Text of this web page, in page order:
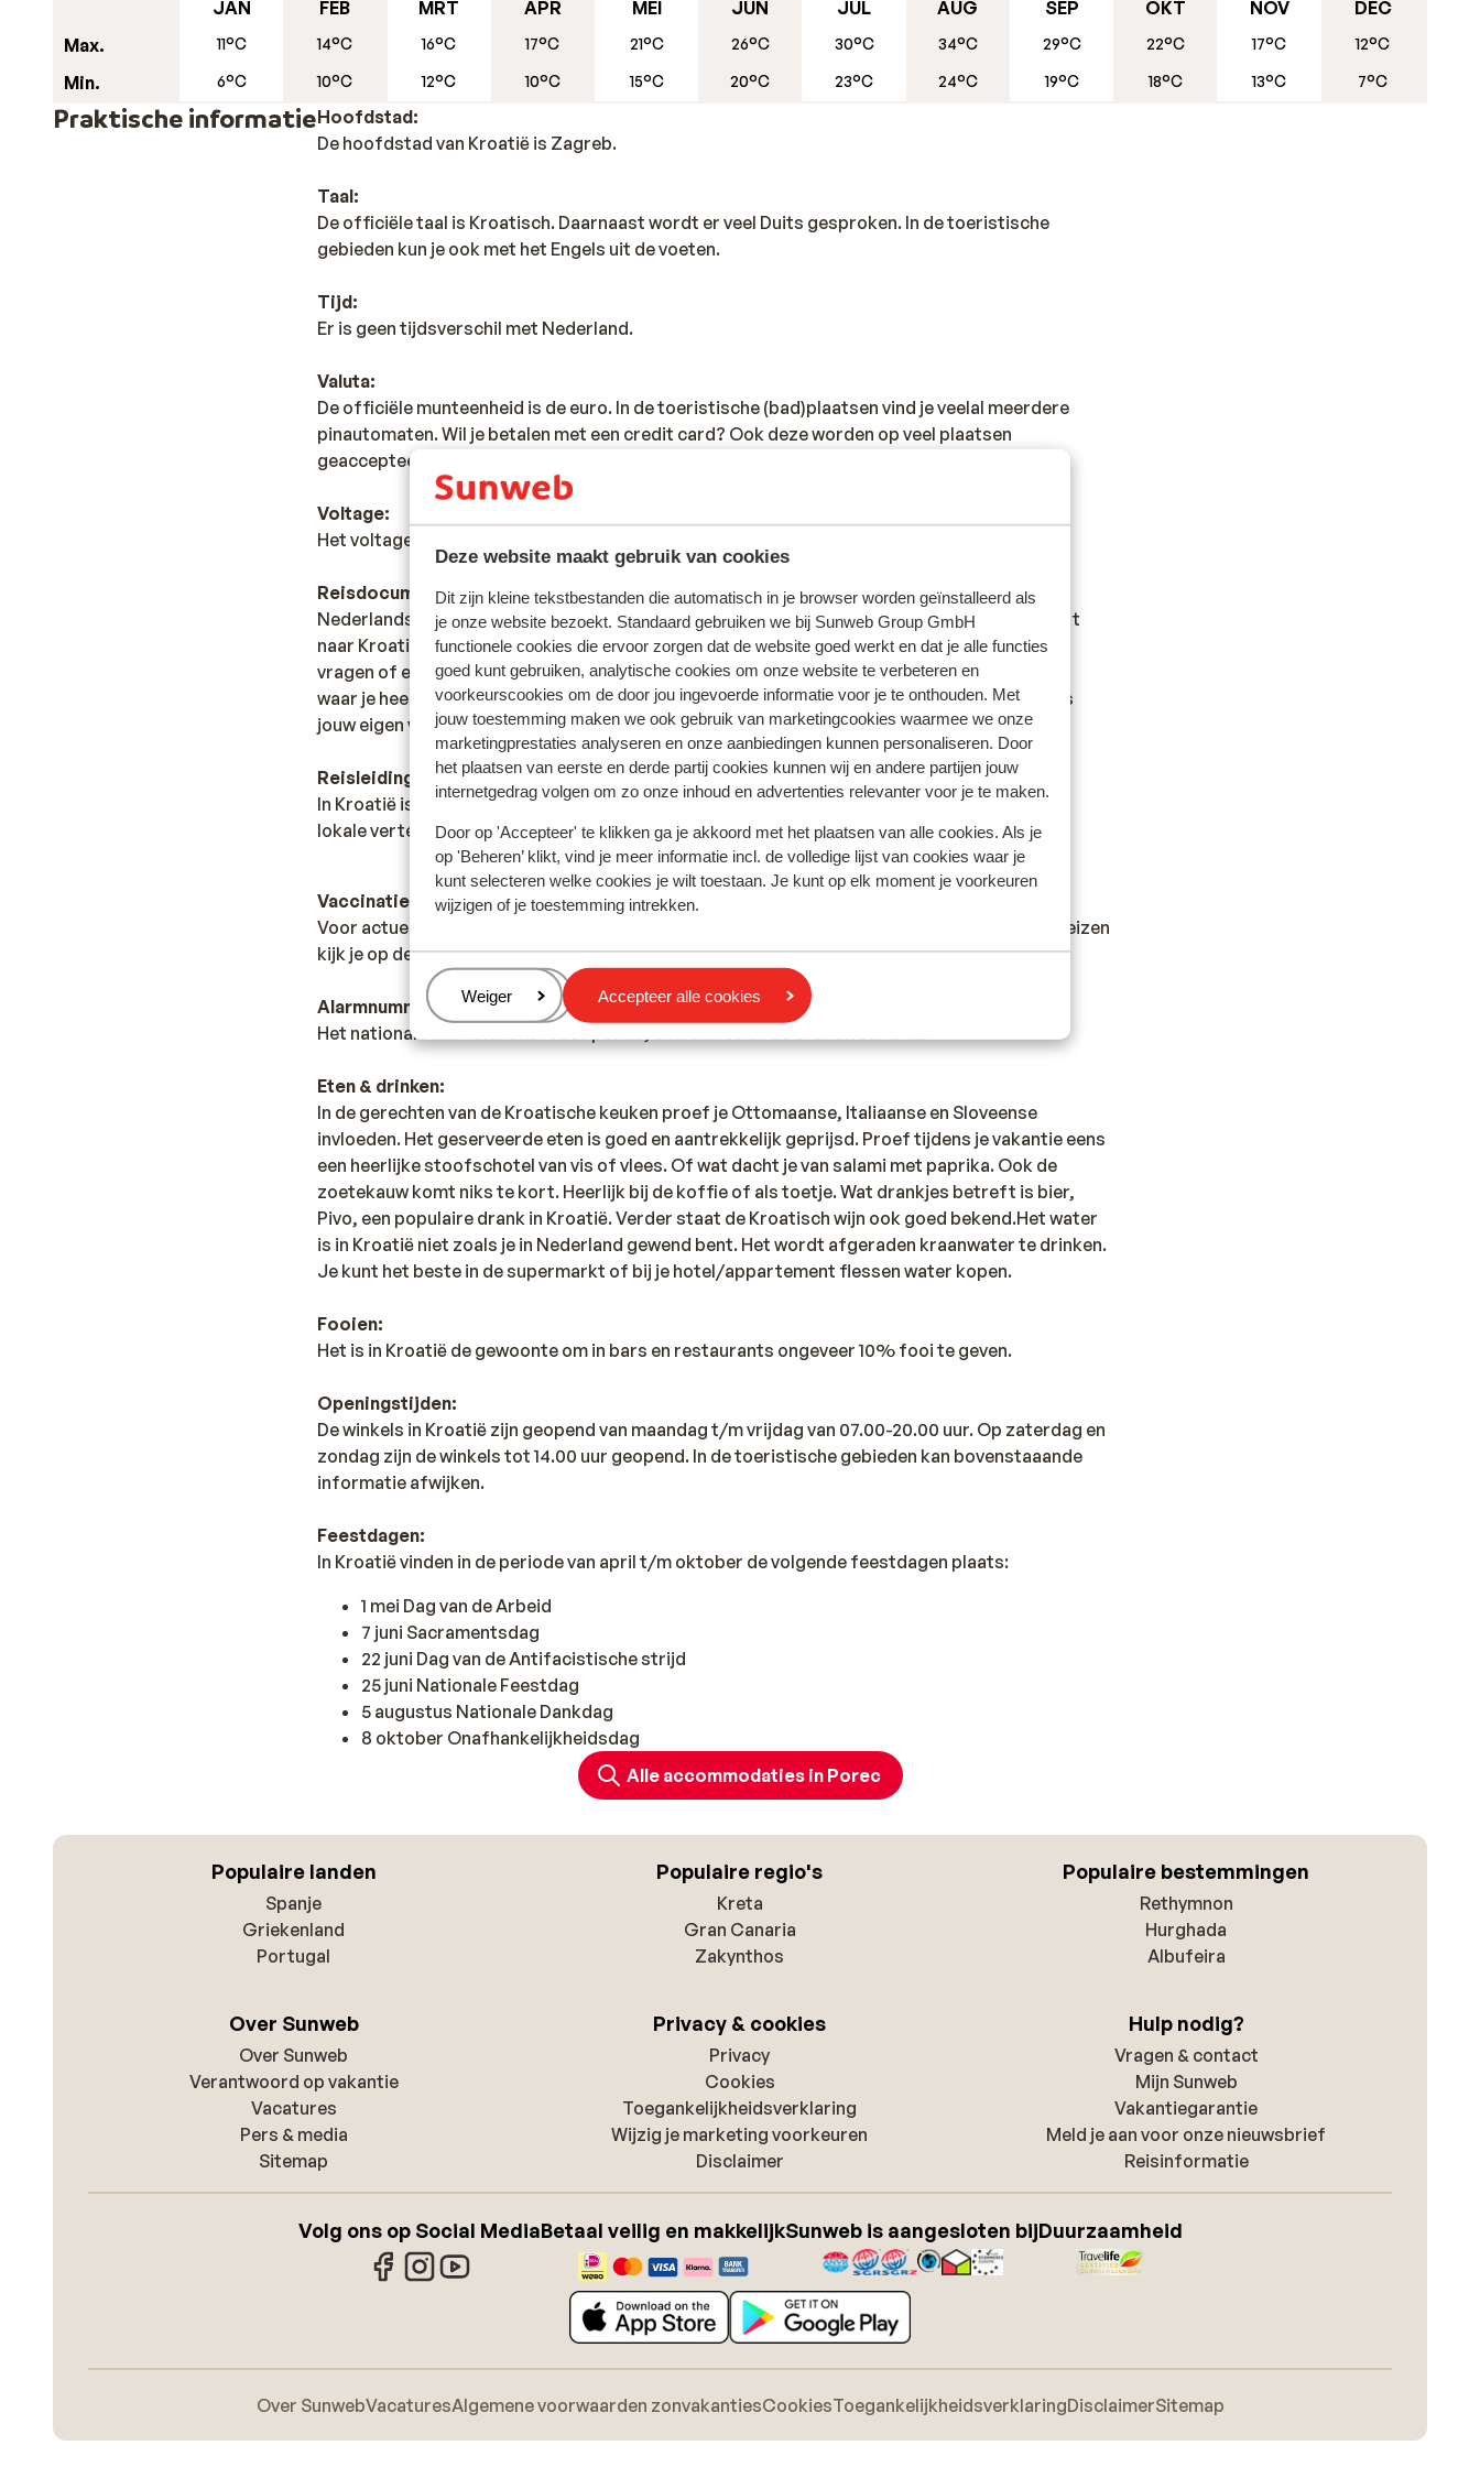
Deze website maakt gebruik van cookies
Dit zijn kleine tekstbestanden die automatisch in je browser worden geïnstalleerd als
je onze website bezoekt. Standaard gebruiken we bij Sunweb Group GmbH
functionele cookies die ervoor zorgen dat de website goed werkt en dat je alle functies
goed kunt gebruiken, analytische cookies om onze website te verbeteren en
voorkeurscookies om de door jou ingevoerde informatie voor je te onthouden. Met
jouw toestemming maken we ook gebruik van marketingcookies waarmee we onze
marketingprestaties analyseren en onze aanbiedingen kunnen personaliseren. Door
het plaatsen van eerste en derde partij cookies kunnen wij en andere partijen jouw
internetgedrag volgen om zo onze inhoud en advertenties relevanter voor je te maken.
Door op 'Accepteer' te klikken ga je akkoord met het plaatsen van alle cookies. Als je
op 'Beheren’ klikt, vind je meer informatie incl. de volledige lijst van cookies waar je
kunt selecteren welke cookies je wilt toestaan. Je kunt op elk moment je voorkeuren
wijzigen of je toestemming intrekken.
Beheren
Weiger Accepteer alle cookies
De stad is een enorm divers als het gaat over bezienswaardigheden. Net ten zuiden van de stad vind je leuke dorpjes als
Bruio, Plava Laguna -Blauwe Lagune- en Zelena Laguna -Groene Lagune-. Hier zijn ook zeer veel
watersportvoorzieningen, ideaal voor een dagje aan het strand dus. Liever een dagje uit de stad? Waarom ga je niet
met de boot naar Venetië, met de huurauto naar het nationale park Plitvice Lakes met de schitterende watervallen of
Max.
Min.
JAN
11°C
6°C
FEB
14°C
10°C
MRT
16°C
12°C
APR
17°C
10°C
MEI
21°C
15°C
JUN
26°C
20°C
JUL
30°C
23°C
AUG
34°C
24°C
SEP
29°C
19°C
OKT
22°C
18°C
NOV
17°C
13°C
DEC
12°C
7°C
Praktische informatieHoofdstad:
De hoofdstad van Kroatië is Zagreb.
Taal:
De officiële taal is Kroatisch. Daarnaast wordt er veel Duits gesproken. In de toeristische
gebieden kun je ook met het Engels uit de voeten.
Tijd:
Er is geen tijdsverschil met Nederland.
Valuta:
De officiële munteenheid is de euro. In de toeristische (bad)plaatsen vind je veelal meerdere
pinautomaten. Wil je betalen met een credit card? Ook deze worden op veel plaatsen
geaccepteerd.
Voltage:
Het voltage is net als in Nederland 220 volt. Je hebt geen verloopstekker nodig.
Reisdocumenten:
Nederlandse staatsburgers kunnen met een geldig Nederlands paspoort of identiteitskaart
naar Kroatië reizen. Heb je niet de Nederlandse nationaliteit, dan is het belangrijk om na te
vragen of er andere regels van toepassing zijn. Dit vraag je na bij de ambassade van het land
waar je heen wilt en de landen waar je doorheen reist. Het reizen met de juiste documenten is
jouw eigen verantwoordelijkheid. Sunweb kan hiervoor niet aansprakelijk worden gesteld.
Reisleiding
In Kroatië is er geen reisleiding aanwezig. Je wordt opgevangen door een Engels sprekende
lokale vertegenwoordiger.
Vaccinatie:
Voor actuele informatie betreffende vaccinaties en andere gegevens over gezondheid en reizen
kijk je op de site van LCR: https://www.lcr.nl/.
Alarmnummer:
Het nationale alarmnummer voor politie, ambulance en de brandweer is 112.
Eten & drinken:
In de gerechten van de Kroatische keuken proef je Ottomaanse, Italiaanse en Sloveense
invloeden. Het geserveerde eten is goed en aantrekkelijk geprijsd. Proef tijdens je vakantie eens
een heerlijke stoofschotel van vis of vlees. Of wat dacht je van salami met paprika. Ook de
zoetekauw komt niks te kort. Heerlijk bij de koffie of als toetje. Wat drankjes betreft is bier,
Pivo, een populaire drank in Kroatië. Verder staat de Kroatisch wijn ook goed bekend.Het water
is in Kroatië niet zoals je in Nederland gewend bent. Het wordt afgeraden kraanwater te drinken.
Je kunt het beste in de supermarkt of bij je hotel/appartement flessen water kopen.
Fooien:
Het is in Kroatië de gewoonte om in bars en restaurants ongeveer 10% fooi te geven.
Openingstijden:
De winkels in Kroatië zijn geopend van maandag t/m vrijdag van 07.00-20.00 uur. Op zaterdag en
zondag zijn de winkels tot 14.00 uur geopend. In de toeristische gebieden kan bovenstaaande
informatie afwijken.
Feestdagen:
In Kroatië vinden in de periode van april t/m oktober de volgende feestdagen plaats:
1 mei Dag van de Arbeid
7 juni Sacramentsdag
22 juni Dag van de Antifacistische strijd
25 juni Nationale Feestdag
5 augustus Nationale Dankdag
8 oktober Onafhankelijkheidsdag
Alle accommodaties in Porec
Populaire landen
Spanje
Griekenland
Portugal
Populaire regio's
Kreta
Gran Canaria
Zakynthos
Populaire bestemmingen
Rethymnon
Hurghada
Albufeira
Over Sunweb
Over Sunweb
Verantwoord op vakantie
Vacatures
Pers & media
Sitemap
Privacy & cookies
Privacy
Cookies
Toegankelijkheidsverklaring
Wijzig je marketing voorkeuren
Disclaimer
Hulp nodig?
Vragen & contact
Mijn Sunweb
Vakantiegarantie
Meld je aan voor onze nieuwsbrief
Reisinformatie
Volg ons op Social MediaBetaal veilig en makkelijkSunweb is aangesloten bijDuurzaamheid
Over SunwebVacaturesAlgemene voorwaarden zonvakantiesCookiesToegankelijkheidsverklaringDisclaimerSitemap